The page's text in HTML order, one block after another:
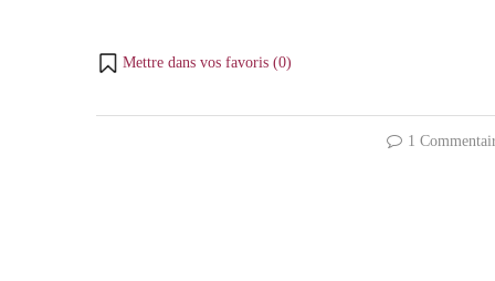
Mettre dans vos favoris (0)
1